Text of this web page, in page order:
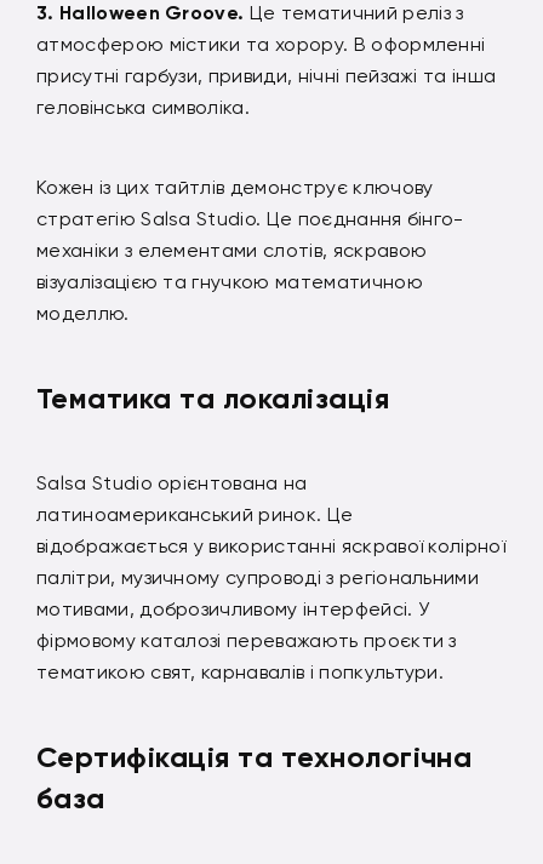
Halloween Groove. Це тематичний реліз з
атмосферою містики та хорору. В оформленні
присутні гарбузи, привиди, нічні пейзажі та інша
геловінська символіка.
Кожен із цих тайтлів демонструє ключову
стратегію Salsa Studio. Це поєднання бінго-
механіки з елементами слотів, яскравою
візуалізацією та гнучкою математичною
моделлю.
Тематика та локалізація
Salsa Studio орієнтована на
латиноамериканський ринок. Це
відображається у використанні яскравої колірної
палітри, музичному супроводі з регіональними
мотивами, доброзичливому інтерфейсі. У
фірмовому каталозі переважають проєкти з
тематикою свят, карнавалів і попкультури.
Сертифікація та технологічна
база